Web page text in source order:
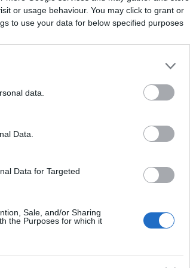
or usage behaviour. You may click to grant or
to use your data for below specified purposes
data.
Data.
Data for Targeted
Sale, and/or Sharing
the Purposes for which it
érint, és komoly
nem magában a
annak valódi, mély
Temiz (2024) is, aki
épp az élettől, a
elsődleges forrása
az eltolás – csak
a mechanizmusok
pszichés zavarokhoz
egy hozzánk közel